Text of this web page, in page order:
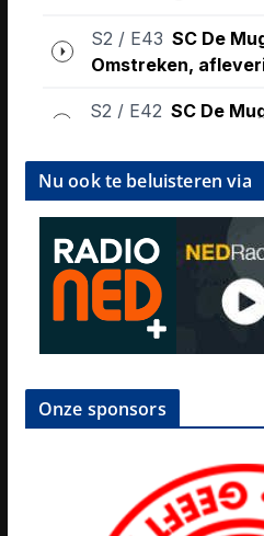
Nu ook te beluisteren via
Onze sponsors